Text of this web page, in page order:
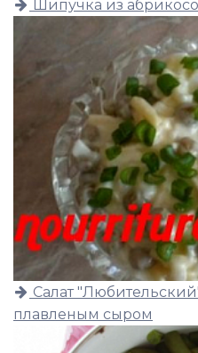
Шипучка из
Салат
плавленым сыром